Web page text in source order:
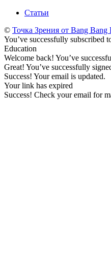
Статьи
© Точка Зрения от Bang Bang
You’ve successfully subscribed
Education
Welcome back! You’ve
Great! You’ve successfully
Success! Your email is updated.
Your link has expired
Success! Check your email for